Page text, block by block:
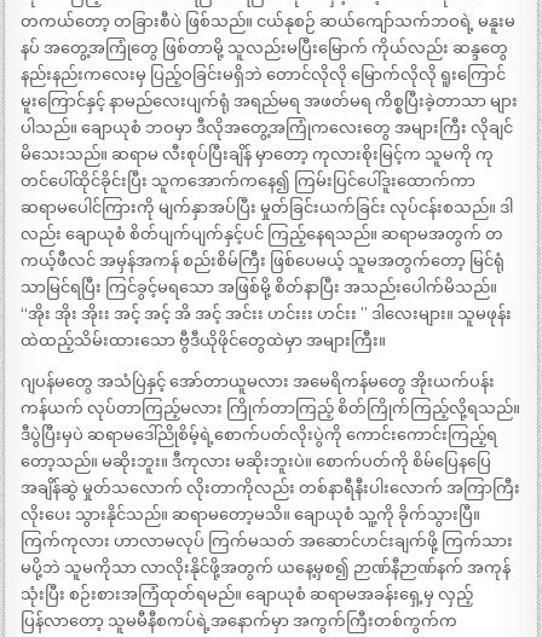
တကယ်တော့ တခြားစီပဲ ဖြစ်သည်။ ငယ်နုစဉ် ဆယ်ကျော်သက်ဘဝရဲ့ မနူးမ
နပ် အတွေ့အကြုံတွေ ဖြစ်တာမို့ သူလည်းမပြီးမြောက် ကိုယ်လည်း ဆန္ဒတွေ
နည်းနည်းကလေးမှ ပြည့်ဝခြင်းမရှိဘဲ တောင်လိုလို မြောက်လိုလို ရူးကြောင်
မူးကြောင်နှင့် နာမည်လေးပျက်ရုံ အရည်မရ အဖတ်မရ ကိစ္စပြီးခဲ့တာသာ များ
ပါသည်။ ချောယုစံ ဘဝမှာ ဒီလိုအတွေ့အကြုံကလေးတွေ အများကြီး လိုချင်
မိသေးသည်။ ဆရာမ လီးစုပ်ပြီးချိန် မှာတော့ ကုလားစိုးမြင့်က သူမကို ကု
တင်ပေါ်ထိုင်ခိုင်းပြီး သူကအောက်ကနေ၍ ကြမ်းပြင်ပေါ်ဒူးထောက်ကာ
ဆရာမပေါင်ကြားကို မျက်နှာအပ်ပြီး မှုတ်ခြင်းယက်ခြင်း လုပ်ငန်းစသည်။ ဒါ
လည်း ချောယုစံ စိတ်ပျက်ပျက်နှင့်ပင် ကြည့်နေရသည်။ ဆရာမအတွက် တ
ကယ့်ဖီလင် အမှန်အကန် စည်းစိမ်ကြီး ဖြစ်ပေမယ့် သူမအတွက်တော့ မြင်ရုံ
သာမြင်ရပြီး ကြင်ခွင့်မရသော အဖြစ်မို့ စိတ်နာပြီး အသည်းပေါက်မိသည်။
“အိုး အိုး အိုးး အင့် အင့် အိ အင့် အင်းး ဟင်းးး ဟင်းး ” ဒါလေးများ။ သူမဖုန်း
ထဲထည့်သိမ်းထားသော ဗွီဒီယိုဖိုင်တွေထဲမှာ အများကြီး။
ဂျပန်မတွေ အသံပြဲနှင့် အော်တာယူမလား အမေရိကန်မတွေ အိုးယက်ပန်း
ကန်ယက် လုပ်တာကြည့်မလား ကြိုက်တာကြည့် စိတ်ကြိုက်ကြည့်လို့ရသည်။
ဒီပွဲပြီးမှပဲ ဆရာမဒေါ်ညိုစိမ့်ရဲ့စောက်ပတ်လိုးပွဲကို ကောင်းကောင်းကြည့်ရ
တော့သည်။ မဆိုးဘူး။ ဒီကုလား မဆိုးဘူးပဲ။ စောက်ပတ်ကို စိမ်ပြေနပြေ
အချိန်ဆွဲ မှုတ်သလောက် လိုးတာကိုလည်း တစ်နာရီနီးပါးလောက် အကြာကြီး
လိုးပေး သွားနိုင်သည်။ ဆရာမတော့မသိ။ ချောယုစံ သူ့ကို ခိုက်သွားပြီ။
ကြက်ကုလား ဟာလာမလုပ် ကြက်မသတ် အဆောင်ဟင်းချက်ဖို့ ကြက်သား
မပို့ဘဲ သူမကိုသာ လာလိုးနိုင်ဖို့အတွက် ယနေ့မှစ၍ ဉာဏ်နီဉာဏ်နက် အကုန်
သုံးပြီး စဉ်းစားအကြံထုတ်ရမည်။ ချောယုစံ ဆရာမအခန်းရှေ့မှ လှည့်
ပြန်လာတော့ သူမမီနီစကပ်ရဲ့အနောက်မှာ အကွက်ကြီးတစ်ကွက်က